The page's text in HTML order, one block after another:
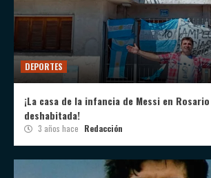
DEPORTES
¡La casa de la infancia de Messi en
deshabitada!
3 años hace Redacción